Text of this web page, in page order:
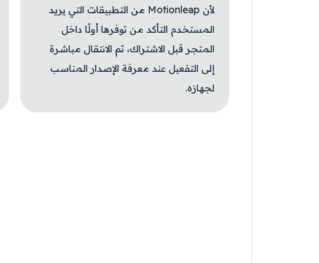
لأن Motionleap من التطبيقات التي يريد
المستخدم التأكد من توفرها أولًا داخل
المتجر قبل الاشتراك، ثم الانتقال مباشرة
إلى التفعيل عند معرفة الإصدار المناسب
لجهازه.